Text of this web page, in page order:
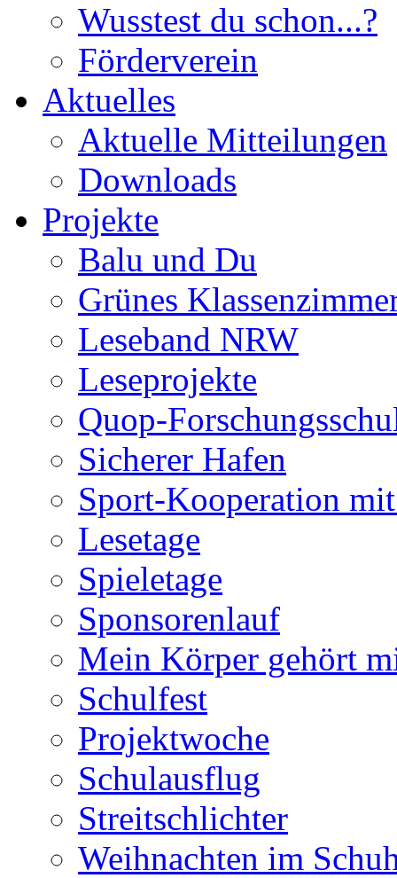
Wusstest du schon...?
Förderverein
Aktuelles
Aktuelle Mitteilungen
Downloads
Projekte
Balu und Du
Grünes
Leseband NRW
Leseprojekte
Quop-
Sicherer Hafen
Sport-Kooperation
Lesetage
Spieletage
Sponsorenlauf
Mein Körper gehört
Schulfest
Projektwoche
Schulausflug
Streitschlichter
Weihnachten im